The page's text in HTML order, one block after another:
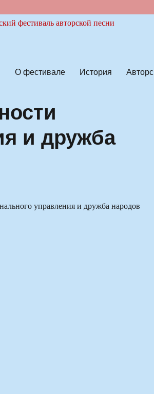
О фестивале История
и дружба